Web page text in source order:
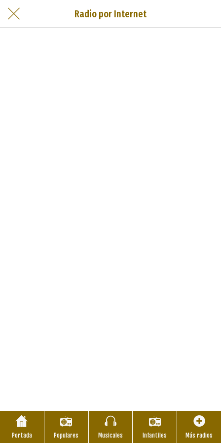
Radio por Internet
Portada Populares Musicales Infantiles Más radios